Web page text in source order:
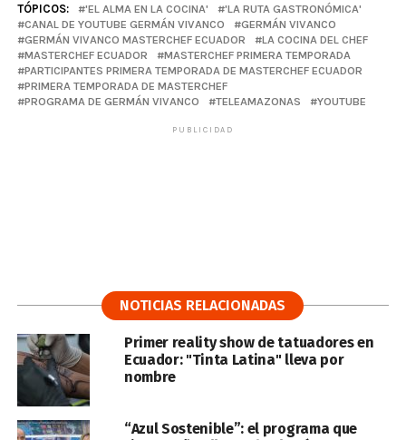
TÓPICOS: 'EL ALMA EN LA COCINA'
'LA RUTA GASTRONÓMICA'
CANAL DE YOUTUBE GERMÁN VIVANCO
GERMÁN VIVANCO
GERMÁN VIVANCO MASTERCHEF ECUADOR
LA COCINA DEL CHEF
MASTERCHEF ECUADOR
MASTERCHEF PRIMERA TEMPORADA
PARTICIPANTES PRIMERA TEMPORADA DE MASTERCHEF ECUADOR
PRIMERA TEMPORADA DE MASTERCHEF
PROGRAMA DE GERMÁN VIVANCO
TELEAMAZONAS YOUTUBE
PUBLICIDAD
NOTICIAS RELACIONADAS
Primer reality show de tatuadores en
Ecuador: "Tinta Latina" lleva por
nombre
“Azul Sostenible”: el programa que